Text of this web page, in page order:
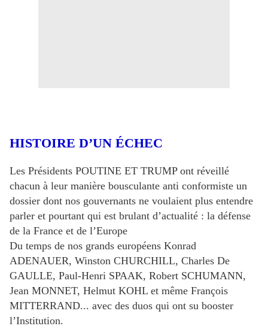
HISTOIRE D’UN ÉCHEC
Les Présidents POUTINE ET TRUMP ont réveillé
chacun à leur manière bousculante anti conformiste un
dossier dont nos gouvernants ne voulaient plus entendre
parler et pourtant qui est brulant d’actualité : la défense
de la France et de l’Europe
Du temps de nos grands européens Konrad
ADENAUER, Winston CHURCHILL, Charles De
GAULLE, Paul-Henri SPAAK, Robert SCHUMANN,
Jean MONNET, Helmut KOHL et même François
MITTERRAND... avec des duos qui ont su booster
l’Institution.